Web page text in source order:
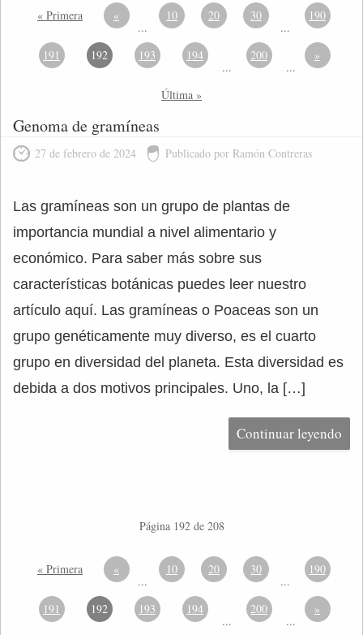
« Primera «
...
10 20 30
...
190
191 192 193 194
...
200
...
»
Última »
Genoma de gramíneas
27 de febrero de 2024 Publicado por Ramón Contreras
Las gramíneas son un grupo de plantas de
importancia mundial a nivel alimentario y
económico. Para saber más sobre sus
características botánicas puedes leer nuestro
artículo aquí. Las gramíneas o Poaceas son un
grupo genéticamente muy diverso, es el cuarto
grupo en diversidad del planeta. Esta diversidad es
debida a dos motivos principales. Uno, la […]
Continuar leyendo
Página 192 de 208
« Primera «
...
10 20 30
...
190
191 192 193 194
...
200
...
»